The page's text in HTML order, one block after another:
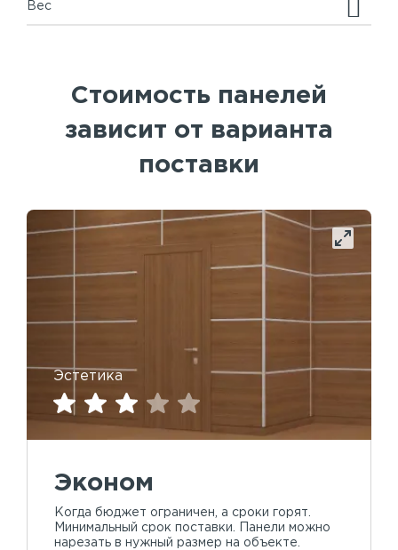
Вес
Стоимость панелей
зависит от варианта
поставки
Эстетика
Эконом
Когда бюджет ограничен, а сроки горят.
Минимальный срок поставки. Панели можно
нарезать в нужный размер на объекте.